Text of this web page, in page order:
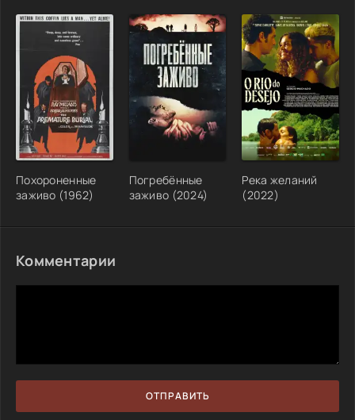
Похороненные
заживо (1962)
Погребённые
заживо (2024)
Река желаний
(2022)
Комментарии
ОТПРАВИТЬ